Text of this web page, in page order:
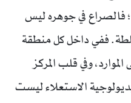
فالصراع في جوهره ليس
ففي داخل كل منطقة
وفي قلب المركز
الاستعلاء ليست